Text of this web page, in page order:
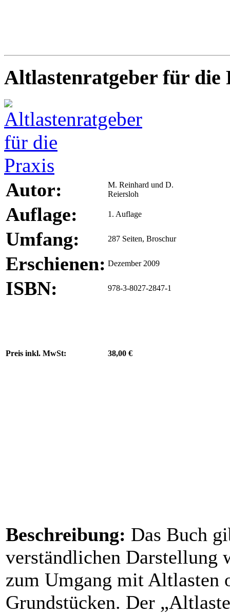
Altlastenratgeber für die
Autor:
M. Reinhard und D.
Reiersloh
Auflage: 1. Auflage
Umfang: 287 Seiten, Broschur
Erschienen: Dezember 2009
ISBN: 978-3-8027-2847-1
Preis inkl. MwSt: 38,00 €
Beschreibung: Das Buch
verständlichen Darstellung
zum Umgang mit Altlasten
Grundstücken. Der